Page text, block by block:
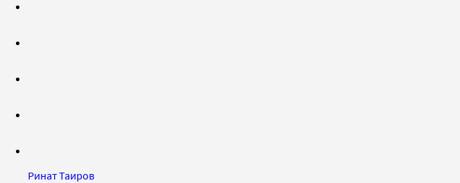
Ринат Таиров